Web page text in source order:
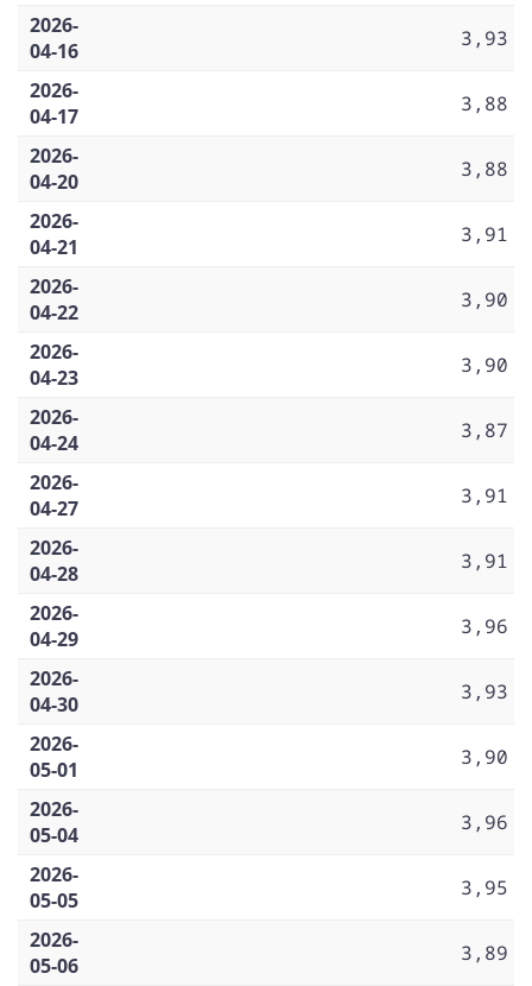
2026-
04-16
3,93
2026-
04-17
3,88
2026-
04-20
3,88
2026-
04-21
3,91
2026-
04-22
3,90
2026-
04-23
3,90
2026-
04-24
3,87
2026-
04-27
3,91
2026-
04-28
3,91
2026-
04-29
3,96
2026-
04-30
3,93
2026-
05-01
3,90
2026-
05-04
3,96
2026-
05-05
3,95
2026-
05-06
3,89